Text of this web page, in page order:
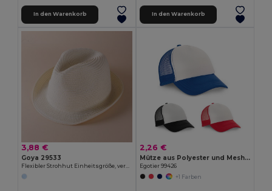
In den Warenkorb In den Warenkorb
3,88 €
Goya 29533
2,26 €
Mütze aus Polyester und Mesh (150 g/m²)
Egotier 99426
+1 Farben